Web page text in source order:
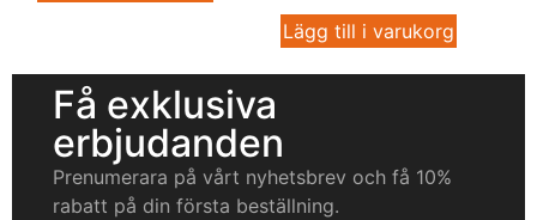
Lägg till i varukorg
Få exklusiva
erbjudanden
Prenumerara på vårt nyhetsbrev och få 10%
rabatt på din första beställning.